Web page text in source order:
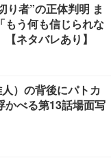
り者”の正体判明 ま
もう何も信じられな
ネタバレあり】
）の背後にパトカ
べる第13話場面写